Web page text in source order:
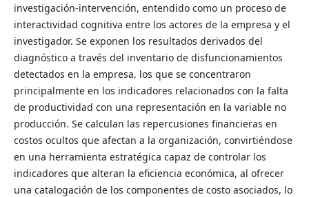
investigación-intervención, entendido como un proceso de
interactividad cognitiva entre los actores de la empresa y el
investigador. Se exponen los resultados derivados del
diagnóstico a través del inventario de disfuncionamientos
detectados en la empresa, los que se concentraron
principalmente en los indicadores relacionados con la falta
de productividad con una representación en la variable no
producción. Se calculan las repercusiones financieras en
costos ocultos que afectan a la organización, convirtiéndose
en una herramienta estratégica capaz de controlar los
indicadores que alteran la eficiencia económica, al ofrecer
una catalogación de los componentes de costo asociados, lo